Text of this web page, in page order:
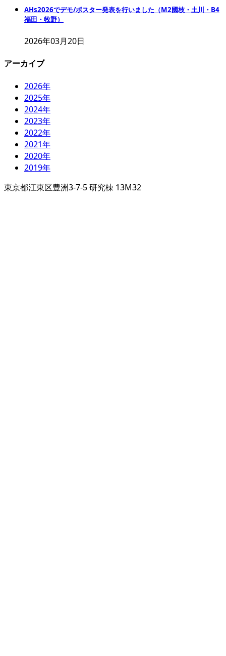
AHs2026でデモ/ポスター発表を行いました（M2國枝・土川・B4
福田・牧野）
2026年03月20日
アーカイブ
2026年
2025年
2024年
2023年
2022年
2021年
2020年
2019年
東京都江東区豊洲3-7-5 研究棟 13M32